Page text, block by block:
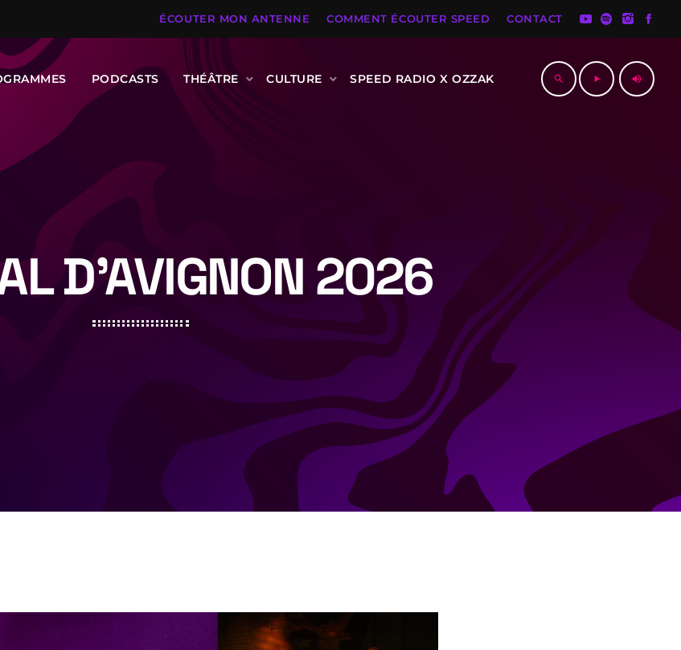
ÉCOUTER MON ANTENNE COMMENT ÉCOUTER SPEED CONTACT
PODCASTS THÉÂTRE CULTURE SPEED RADIO X OZZAK search play_arrow volume_up
D’AVIGNON 2026